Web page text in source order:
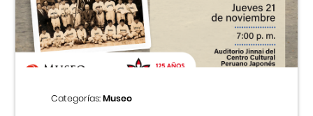
Centro Cultural Peruano Japonés
Cursos
Museo de la Inmigración Japonesa
Categorías:Museo